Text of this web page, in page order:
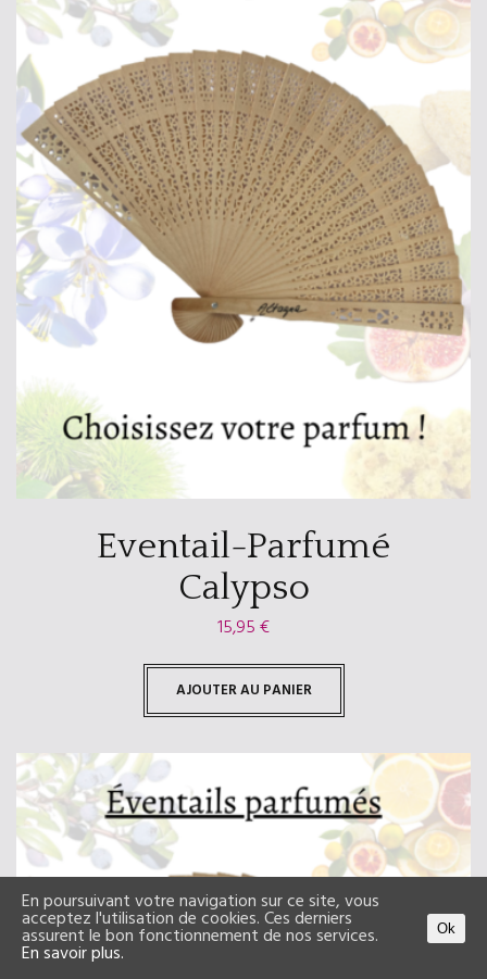
Eventail-Parfumé
Calypso
15,95€
AJOUTER AU PANIER
En poursuivant votre navigation sur ce site, vous
acceptez l'utilisation de cookies. Ces derniers
assurent le bon fonctionnement de nos services.
En savoir plus.
Ok